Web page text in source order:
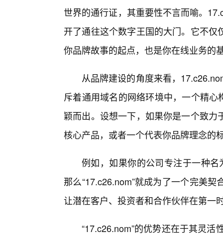
世界的通行证，其重要性不言而喻。
开了通往这个数字王国的大门。它不
你品牌故事的起点，也是你在线业务的
从品牌建设的角度来看，
斥着通用域名的网络环境中，一个精心
颖而出。设想一下，如果你是一个致
核心产品，或者一个代表你品牌理念的
例如，如果你的公司专注于一种名
那么“17.c26.nom”就成为了一个完美
让潜在客户、投资者和合作伙伴在第一
“17.c26.nom”的优势还在于其灵活